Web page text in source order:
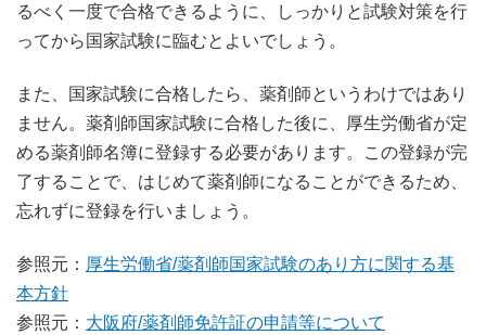
るべく一度で合格できるように、しっかりと試験対策を行
ってから国家試験に臨むとよいでしょう。
また、国家試験に合格したら、薬剤師というわけではあり
ません。薬剤師国家試験に合格した後に、厚生労働省が定
める薬剤師名簿に登録する必要があります。この登録が完
了することで、はじめて薬剤師になることができるため、
忘れずに登録を行いましょう。
参照元： 厚生労働省/薬剤師国家試験のあり方に関する基
本方針
参照元： 大阪府/薬剤師免許証の申請等について